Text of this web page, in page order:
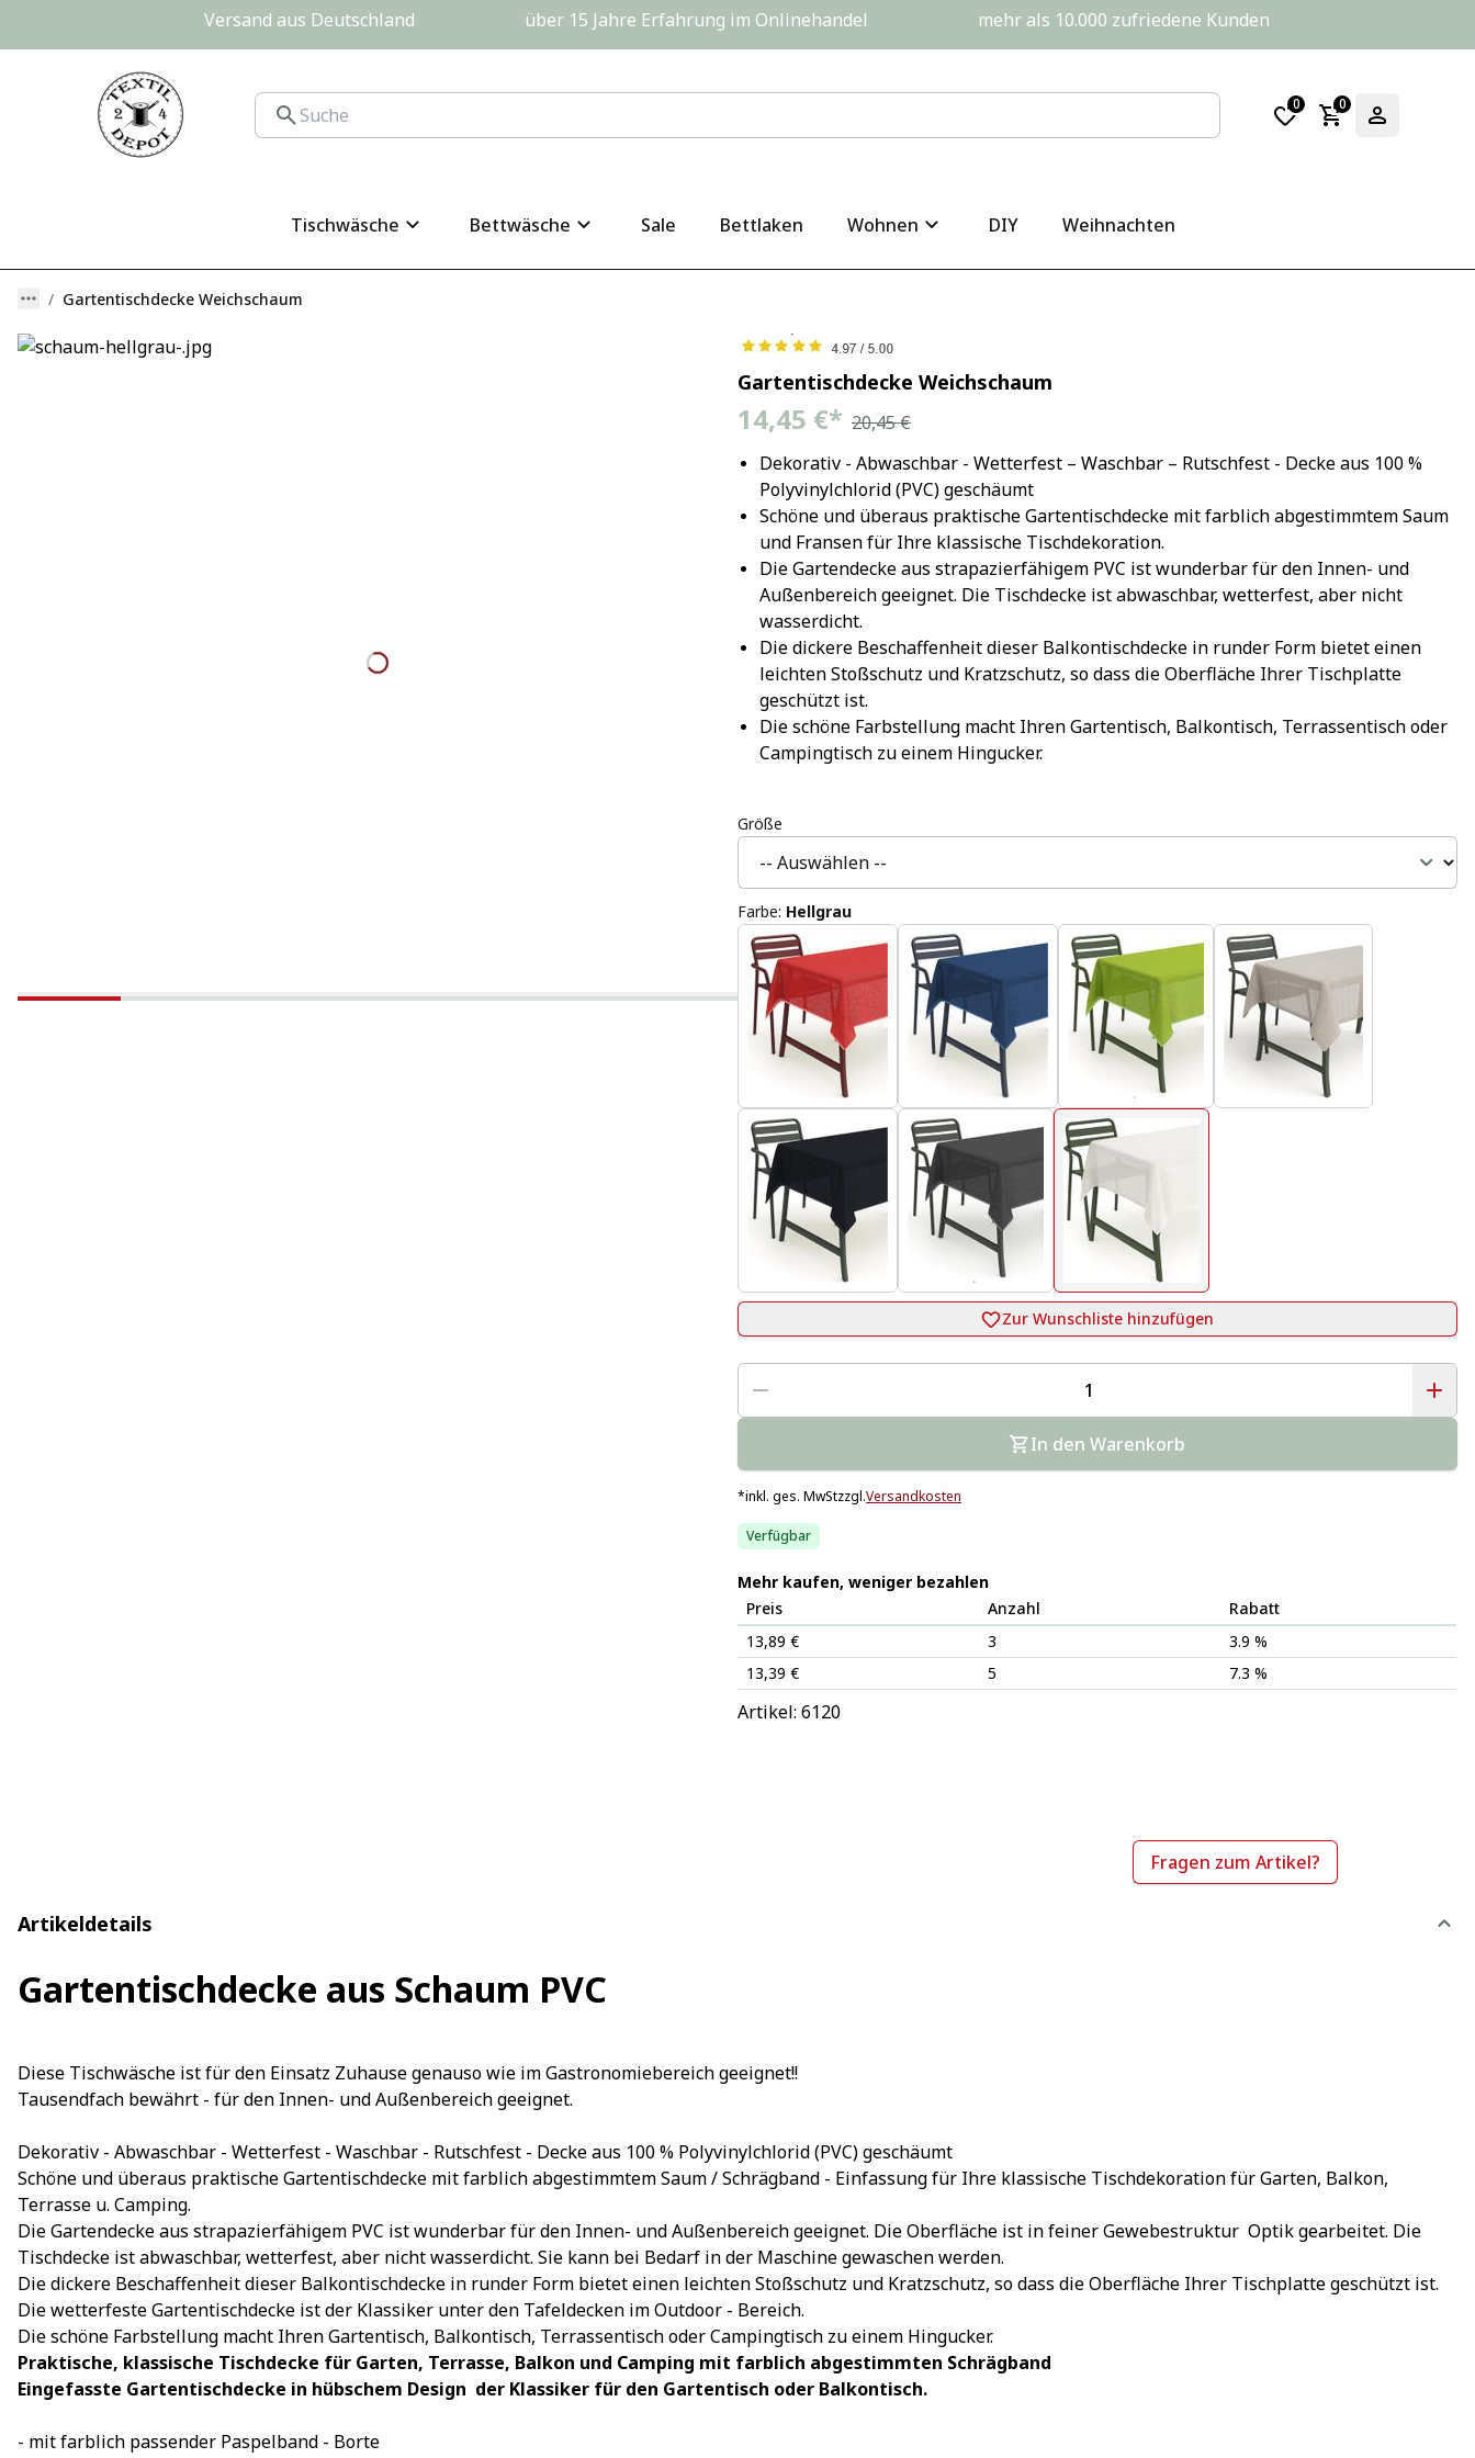
Versand aus Deutschland                         über 15 Jahre Erfahrung im Onlinehandel                         mehr als 10.000 zufriedene Kunden
0 0
Tischwäsche Bettwäsche Sale Bettlaken Wohnen DIY Weihnachten
Gartentischdecke Weichschaum
Gartentischdecke Weichschaum
14,45 €* 20,45 €
Dekorativ - Abwaschbar - Wetterfest – Waschbar – Rutschfest - Decke aus 100 %
Polyvinylchlorid (PVC) geschäumt
Schöne und überaus praktische Gartentischdecke mit farblich abgestimmtem Saum
und Fransen für Ihre klassische Tischdekoration.
Die Gartendecke aus strapazierfähigem PVC ist wunderbar für den Innen- und
Außenbereich geeignet. Die Tischdecke ist abwaschbar, wetterfest, aber nicht
wasserdicht.
Die dickere Beschaffenheit dieser Balkontischdecke in runder Form bietet einen
leichten Stoßschutz und Kratzschutz, so dass die Oberfläche Ihrer Tischplatte
geschützt ist.
Die schöne Farbstellung macht Ihren Gartentisch, Balkontisch, Terrassentisch oder
Campingtisch zu einem Hingucker.
Größe
Farbe: Hellgrau
Zur Wunschliste hinzufügen
In den Warenkorb
*inkl. ges. MwStzzgl.Versandkosten
Verfügbar
Mehr kaufen, weniger bezahlen
Preis
Anzahl
Rabatt
13,89 €
3
3.9 %
13,39 €
5 7.3 %
Artikel: 6120
Fragen zum Artikel?
Artikeldetails
Gartentischdecke aus Schaum PVC
Diese Tischwäsche ist für den Einsatz Zuhause genauso wie im Gastronomiebereich geeignet!!
Tausendfach bewährt - für den Innen- und Außenbereich geeignet.
Dekorativ - Abwaschbar - Wetterfest - Waschbar - Rutschfest - Decke aus 100 % Polyvinylchlorid (PVC) geschäumt
Schöne und überaus praktische Gartentischdecke mit farblich abgestimmtem Saum / Schrägband - Einfassung für Ihre klassische Tischdekoration für Garten, Balkon,
Terrasse u. Camping.
Die Gartendecke aus strapazierfähigem PVC ist wunderbar für den Innen- und Außenbereich geeignet. Die Oberfläche ist in feiner Gewebestruktur  Optik gearbeitet. Die
Tischdecke ist abwaschbar, wetterfest, aber nicht wasserdicht. Sie kann bei Bedarf in der Maschine gewaschen werden.
Die dickere Beschaffenheit dieser Balkontischdecke in runder Form bietet einen leichten Stoßschutz und Kratzschutz, so dass die Oberfläche Ihrer Tischplatte geschützt ist.
Die wetterfeste Gartentischdecke ist der Klassiker unter den Tafeldecken im Outdoor - Bereich.
Die schöne Farbstellung macht Ihren Gartentisch, Balkontisch, Terrassentisch oder Campingtisch zu einem Hingucker.
Praktische, klassische Tischdecke für Garten, Terrasse, Balkon und Camping mit farblich abgestimmten Schrägband
Eingefasste Gartentischdecke in hübschem Design  der Klassiker für den Gartentisch oder Balkontisch.
- mit farblich passender Paspelband - Borte